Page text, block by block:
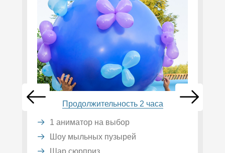
Продолжительность 2 часа
1 аниматор на выбор
Шоу мыльных пузырей